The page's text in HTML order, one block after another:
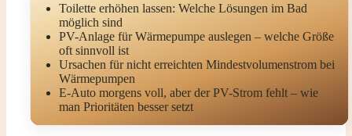
Toilette erhöhen lassen: Welche Lösungen im Bad
möglich sind
PV-Anlage für Wärmepumpe auslegen – welche Größe
oft sinnvoll ist
Ursachen für nicht erreichten Mindestvolumenstrom bei
Wärmepumpen
E-Auto morgens voll, aber der PV-Strom fehlt – wie
man Prioritäten besser setzt